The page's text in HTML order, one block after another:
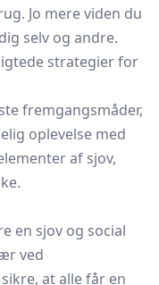
Jo mere viden du
selv og andre.
strategier for
fremgangsmåder,
oplevelse med
af sjov,
en sjov og social
ved
at alle får en